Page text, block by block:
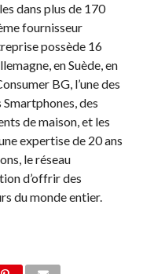
dans plus de 170
fournisseur
possède 16
en Suède, en
BG, l’une des
des
de maison, et les
expertise de 20 ans
le réseau
d’offrir des
du monde entier.